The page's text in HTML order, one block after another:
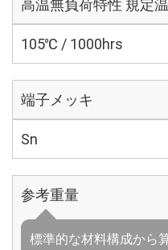
高温無負荷特性 規定
105℃ / 1000hrs
端子メッキ
Sn
参考重量
標準的な材料構成から